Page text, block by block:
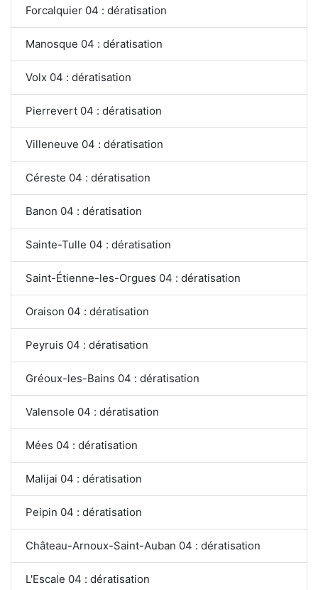
Forcalquier 04 : dératisation
Manosque 04 : dératisation
Volx 04 : dératisation
Pierrevert 04 : dératisation
Villeneuve 04 : dératisation
Céreste 04 : dératisation
Banon 04 : dératisation
Sainte-Tulle 04 : dératisation
Saint-Étienne-les-Orgues 04 : dératisation
Oraison 04 : dératisation
Peyruis 04 : dératisation
Gréoux-les-Bains 04 : dératisation
Valensole 04 : dératisation
Mées 04 : dératisation
Malijai 04 : dératisation
Peipin 04 : dératisation
Château-Arnoux-Saint-Auban 04 : dératisation
L'Escale 04 : dératisation